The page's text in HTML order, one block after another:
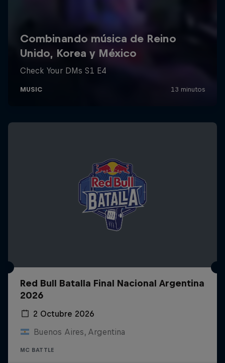
Red Bull Batalla Final Nacional Argentina
2026
2 Octubre 2026
Buenos Aires, Argentina
MC BATTLE